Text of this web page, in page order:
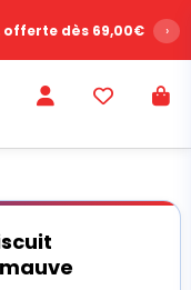
offerte dès 69,00€ ›